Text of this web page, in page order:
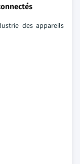
des appareils